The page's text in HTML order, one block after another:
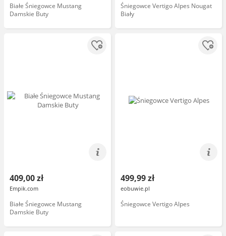
Białe Śniegowce Mustang
Damskie Buty
Śniegowce Vertigo Alpes Nougat
Biały
409,00 zł
Empik.com
Białe Śniegowce Mustang
Damskie Buty
499,99 zł
eobuwie.pl
Śniegowce Vertigo Alpes